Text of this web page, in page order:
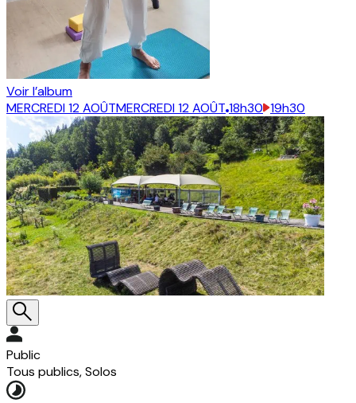
Voir l’album
MERCREDI 12 AOÛTMERCREDI 12 AOÛT 18h30 19h30
Public
Tous publics, Solos